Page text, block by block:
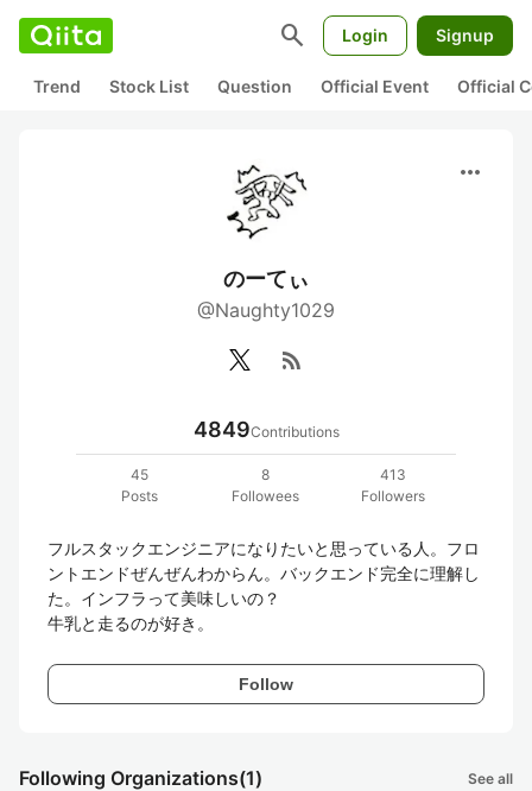
search Login Signup
Trend Stock List Question Official Event Official
more_horiz
のーてぃ
@Naughty1029
rss_feed
4849Contributions
45
Posts
8
Followees
413
Followers
フルスタックエンジニアになりたいと思っている人。フロ
ントエンドぜんぜんわからん。バックエンド完全に理解し
た。インフラって美味しいの？
牛乳と走るのが好き。
Follow
Following Organizations(1) See all